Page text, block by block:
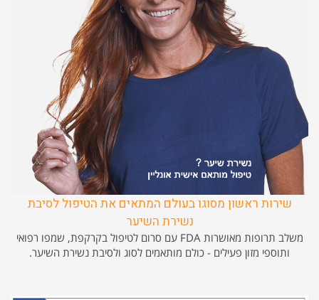
שירות ראשון מסוגו בעולם המתאים את הטיפול לסיבת
נשירת השיער
משלב תרופות מאושרות FDA עם סרום לטיפול בקרקפת, שמפו רפואי
ותוספי מזון פעילים - כולם מותאמים לסוג ולסיבת נשירת השיער.